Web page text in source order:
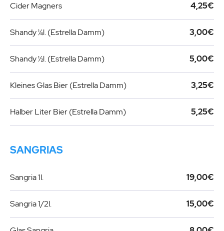
Cider Magners 4,25€
Shandy ¼l. (Estrella Damm) 3,00€
Shandy ½l. (Estrella Damm) 5,00€
Kleines Glas Bier (Estrella Damm) 3,25€
Halber Liter Bier (Estrella Damm) 5,25€
SANGRIAS
Sangria 1l. 19,00€
Sangria 1/2l. 15,00€